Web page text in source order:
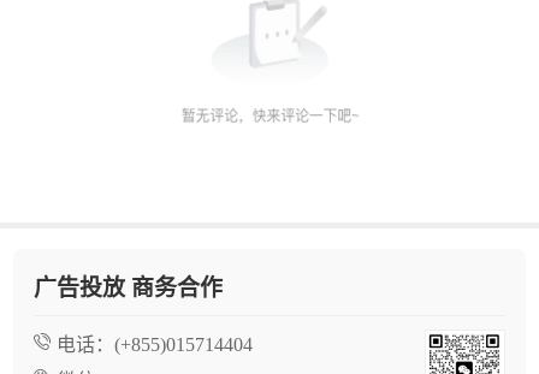
广告投放 商务合作
电话： (+855)015714404